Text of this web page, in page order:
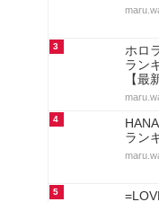
3
ホロ
ラン
【最
4
ラン
5